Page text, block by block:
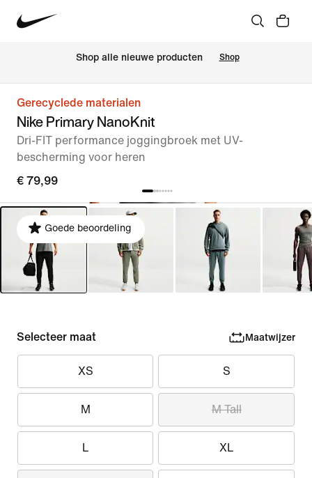
Shop alle nieuwe producten Shop
Gerecyclede materialen
Nike Primary NanoKnit
Dri-FIT performance joggingbroek met UV-
bescherming voor heren
€ 79,99
Goede beoordeling
Selecteer maat Maatwijzer
XS S
M M Tall
L XL